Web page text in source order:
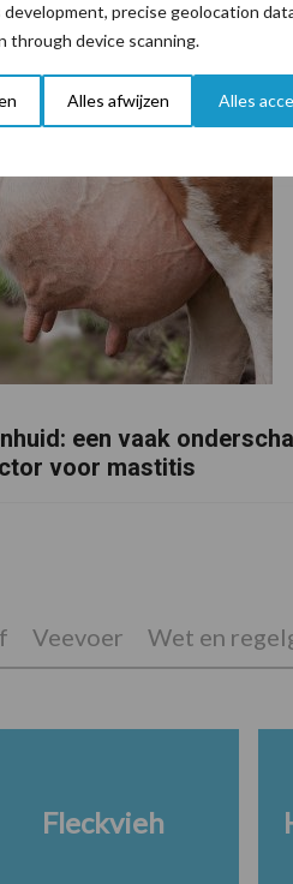
development, precise geolocation
through device scanning.
Alles afwijzen Alles
een vaak
voor mastitis
Veevoer Wet en
Fleckvieh